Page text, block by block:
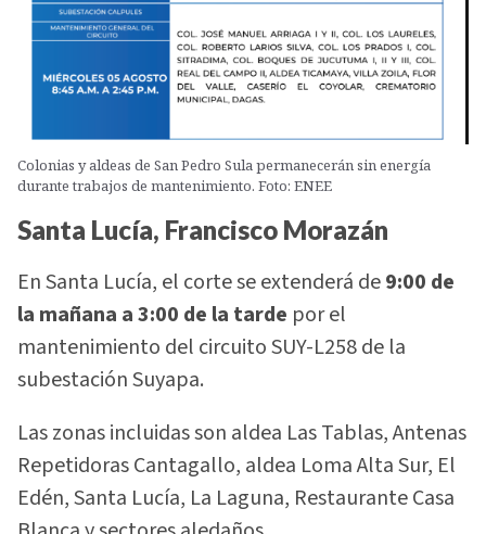
Colonias y aldeas de San Pedro Sula permanecerán sin energía
durante trabajos de mantenimiento. Foto: ENEE
Santa Lucía, Francisco Morazán
En Santa Lucía, el corte se extenderá de9:00 de
la mañana a 3:00 de la tarde por el
mantenimiento del circuito SUY-L258 de la
subestación Suyapa.
Las zonas incluidas son aldea Las Tablas, Antenas
Repetidoras Cantagallo, aldea Loma Alta Sur, El
Edén, Santa Lucía, La Laguna, Restaurante Casa